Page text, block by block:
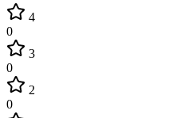
4
0
3
0
2
0